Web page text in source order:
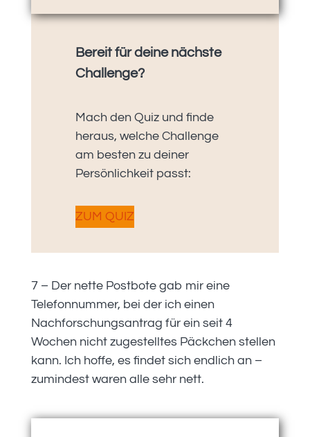
Bereit für deine nächste
Challenge?
Mach den Quiz und finde
heraus, welche Challenge
am besten zu deiner
Persönlichkeit passt:
ZUM QUIZ
7 – Der nette Postbote gab mir eine
Telefonnummer, bei der ich einen
Nachforschungsantrag für ein seit 4
Wochen nicht zugestelltes Päckchen stellen
kann. Ich hoffe, es findet sich endlich an –
zumindest waren alle sehr nett.